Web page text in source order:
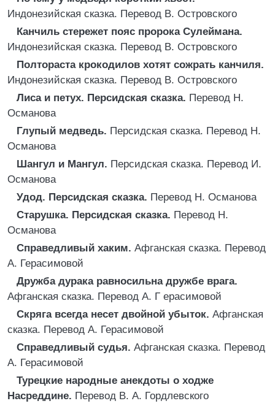
Индонезийская сказка. Перевод В. Островского
Канчиль стережет пояс пророка Сулеймана.
Индонезийская сказка. Перевод В. Островского
Полтораста крокодилов хотят сожрать канчиля.
Индонезийская сказка. Перевод В. Островского
Лиса и петух. Персидская сказка. Перевод Н.
Османова
Глупый медведь. Персидская сказка. Перевод Н.
Османова
Шангул и Мангул. Персидская сказка. Перевод И.
Османова
Удод. Персидская сказка. Перевод Н. Османова
Старушка. Персидская сказка. Перевод Н.
Османова
Справедливый хаким. Афганская сказка. Перевод
А. Герасимовой
Дружба дурака равносильна дружбе врага.
Афганская сказка. Перевод А. Г ерасимовой
Скряга всегда несет двойной убыток. Афганская
сказка. Перевод А. Герасимовой
Справедливый судья. Афганская сказка. Перевод
А. Герасимовой
Турецкие народные анекдоты о ходже
Насреддине. Перевод В. А. Гордлевского